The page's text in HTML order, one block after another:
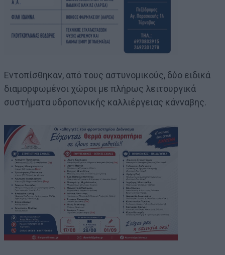
Εντοπίσθηκαν, από τους αστυνομικούς, δύο ειδικά
διαμορφωμένοι χώροι με πλήρως λειτουργικά
συστήματα υδροπονικής καλλιέργειας κάνναβης.